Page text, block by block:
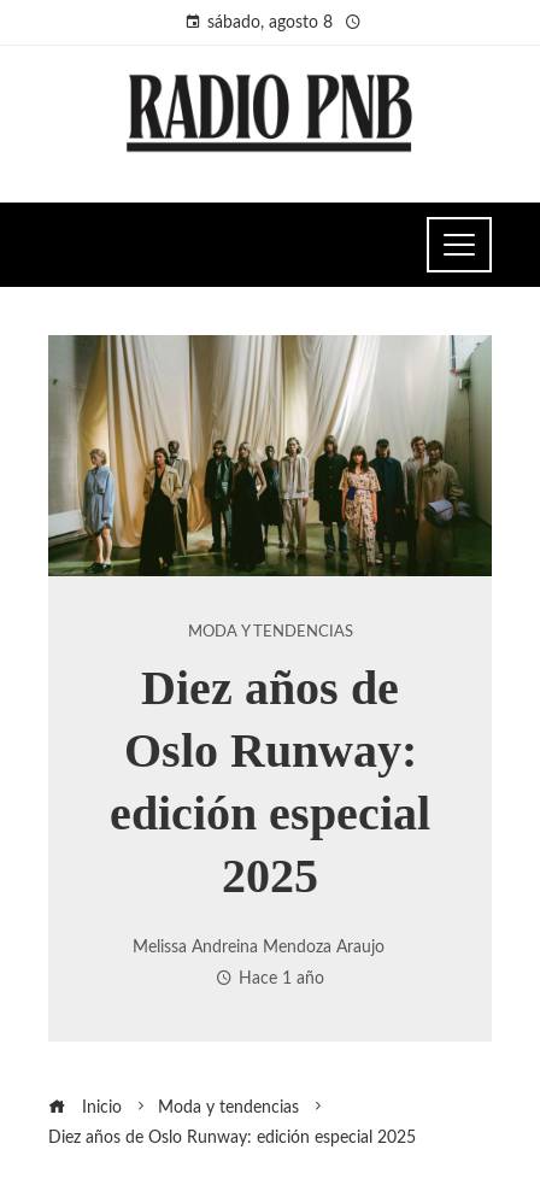
sábado, agosto 8
MODA Y TENDENCIAS
Diez años de
Oslo Runway:
edición especial
2025
Melissa Andreina Mendoza Araujo
Hace 1 año
Inicio
Moda y tendencias
Diez años de Oslo Runway: edición especial 2025